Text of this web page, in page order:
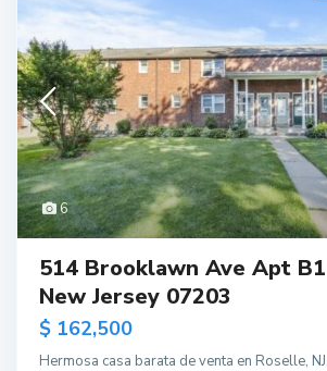
6
514 Brooklawn Ave Apt
New Jersey 07203
$ 162,500
Hermosa casa barata de venta en Roselle,